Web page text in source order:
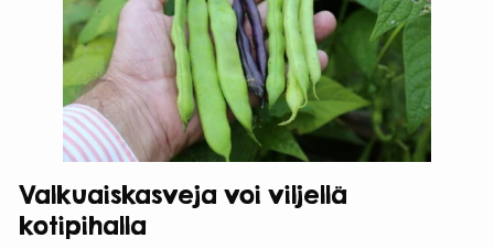
Valkuaiskasveja voi viljellä
kotipihalla